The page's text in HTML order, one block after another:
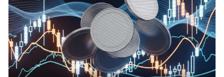
предстоящему запуску Genesis Bond. Avantis запускает
версию 2